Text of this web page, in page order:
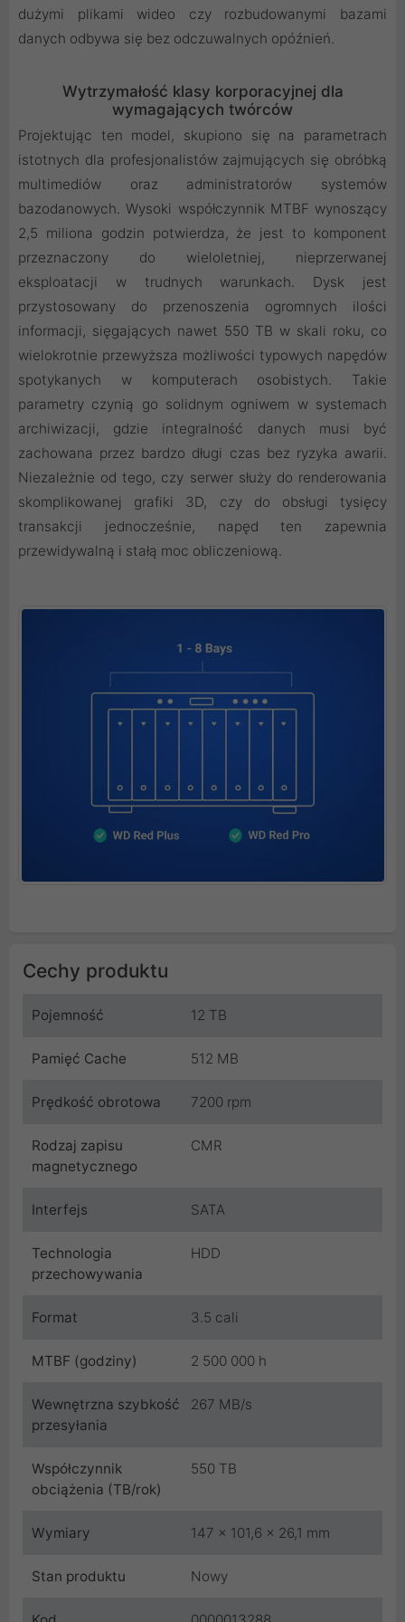
dużymi plikami wideo czy rozbudowanymi bazami
danych odbywa się bez odczuwalnych opóźnień.
Wytrzymałość klasy korporacyjnej dla
wymagających twórców
Projektując ten model, skupiono się na parametrach
istotnych dla profesjonalistów zajmujących się obróbką
multimediów oraz administratorów systemów
bazodanowych. Wysoki współczynnik MTBF wynoszący
2,5 miliona godzin potwierdza, że jest to komponent
przeznaczony do wieloletniej, nieprzerwanej
eksploatacji w trudnych warunkach. Dysk jest
przystosowany do przenoszenia ogromnych ilości
informacji, sięgających nawet 550 TB w skali roku, co
wielokrotnie przewyższa możliwości typowych napędów
spotykanych w komputerach osobistych. Takie
parametry czynią go solidnym ogniwem w systemach
archiwizacji, gdzie integralność danych musi być
zachowana przez bardzo długi czas bez ryzyka awarii.
Niezależnie od tego, czy serwer służy do renderowania
skomplikowanej grafiki 3D, czy do obsługi tysięcy
transakcji jednocześnie, napęd ten zapewnia
przewidywalną i stałą moc obliczeniową.
Cechy produktu
Pojemność 12 TB
Pamięć Cache 512 MB
Prędkość obrotowa 7200 rpm
Rodzaj zapisu
magnetycznego
CMR
Interfejs SATA
Technologia
przechowywania
HDD
Format 3.5 cali
MTBF (godziny) 2 500 000 h
Wewnętrzna szybkość
przesyłania
267 MB/s
Współczynnik
obciążenia (TB/rok)
550 TB
Wymiary 147 x 101,6 x 26,1 mm
Stan produktu Nowy